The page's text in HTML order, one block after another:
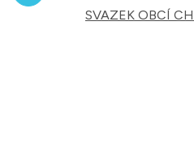
SVAZEK OBCÍ